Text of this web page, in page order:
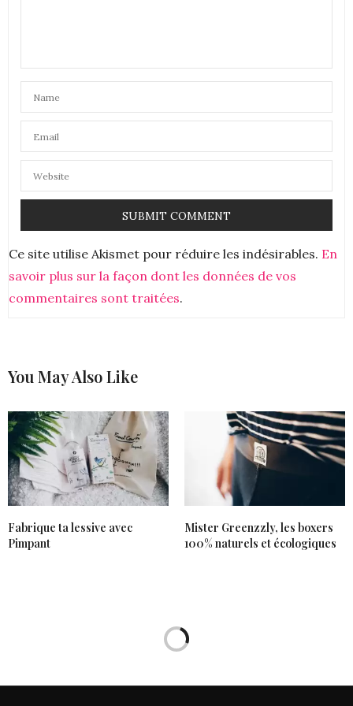
16 AVRIL 2019 À 19 H 10 MIN
Coucou ma jolie !
Des bisous ♥
Ce site utilise Akismet pour réduire les indésirables. En
savoir plus sur la façon dont les données de vos
commentaires sont traitées.
You May Also Like
Fabrique ta lessive avec
Pimpant
Mister Greenzzly, les boxers
100% naturels et écologiques